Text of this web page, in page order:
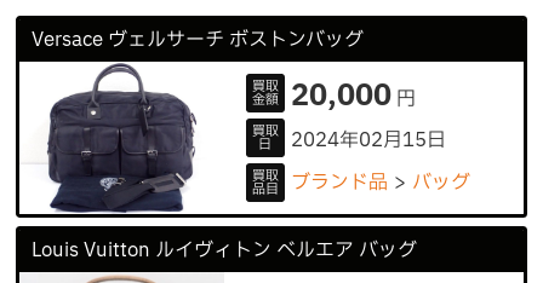
Versace ヴェルサーチ ボストンバッグ
買取
金額 20,000円
買取
日 2024年02月15日
買取
品目 ブランド品 バッグ
Louis Vuitton ルイヴィトン ベルエア バッグ